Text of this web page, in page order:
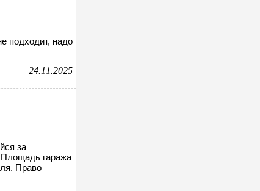
подходит, надо
24.11.2025
за
Площадь гаража
Право